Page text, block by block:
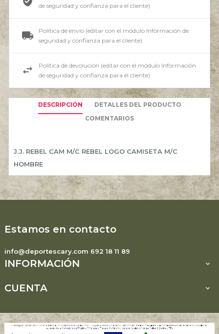
de seguridad y confianza para el cliente)
Política de envío (editar con el módulo Información de
seguridad y confianza para el cliente)
Política de devolución (editar con el módulo Información
de seguridad y confianza para el cliente)
DESCRIPCIÓN
DETALLES DEL PRODUCTO
COMENTARIOS
J.J. REBEL CAM M/C REBEL LOGO CAMISETA M/C
HOMBRE
Estamos en contacto
info@deportescary.com 692 18 11 89
INFORMACIÓN 
CUENTA 